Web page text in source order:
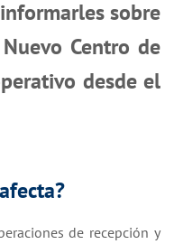
sobre
Centro de
desde el
de recepción y